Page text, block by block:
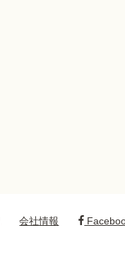
会社情報